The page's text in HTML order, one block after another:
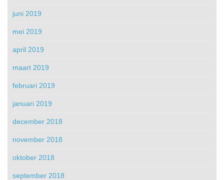
juni 2019
mei 2019
april 2019
maart 2019
februari 2019
januari 2019
december 2018
november 2018
oktober 2018
september 2018